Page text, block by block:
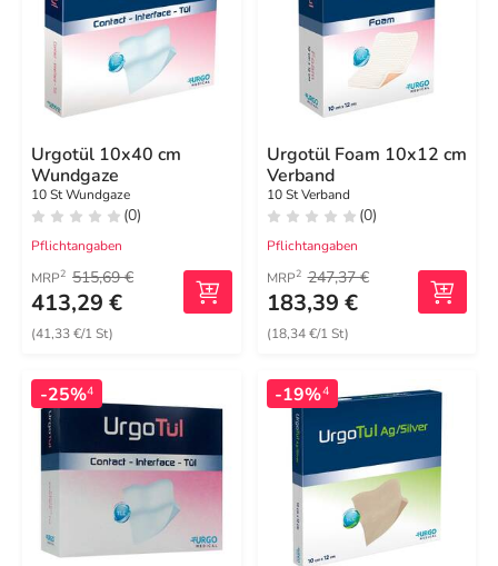
Urgotül 10x40 cm
Wundgaze
10 St Wundgaze
(0)
Pflichtangaben
MRP2 515,69 €
413,29 €
(41,33 €/1 St)
Urgotül Foam 10x12 cm
Verband
10 St Verband
(0)
Pflichtangaben
MRP2 247,37 €
183,39 €
(18,34 €/1 St)
-25%4 -19%4